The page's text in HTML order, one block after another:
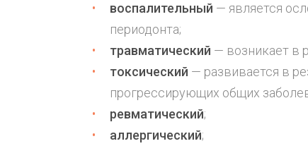
воспалительный — является
периодонта;
травматический — возникает в
токсический — развивается в
прогрессирующих общих
ревматический;
аллергический;